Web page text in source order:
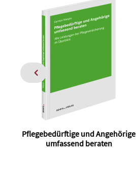
Pflegebedürftige und Angehörige
umfassend beraten